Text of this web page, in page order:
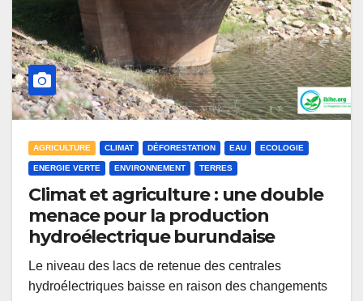
AGRICULTURE CLIMAT DÉFORESTATION EAU ECOLOGIE
ENERGIE VERTE ENVIRONNEMENT TERRES
Climat et agriculture : une double
menace pour la production
hydroélectrique burundaise
Le niveau des lacs de retenue des centrales
hydroélectriques baisse en raison des changements